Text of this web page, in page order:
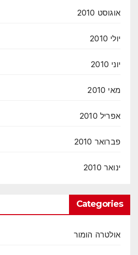
אוגוסט 2010
יולי 2010
יוני 2010
מאי 2010
אפריל 2010
פברואר 2010
ינואר 2010
Categories
אולטרה הומור